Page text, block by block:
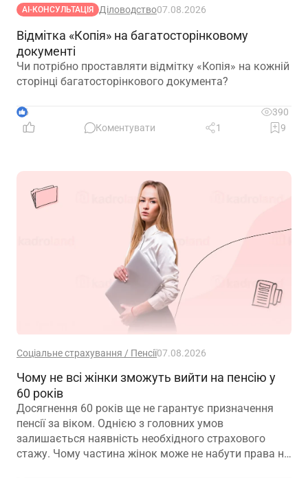
АІ-КОНСУЛЬТАЦІЯ Діловодство07.08.2026
Відмітка «Копія» на багатосторінковому
документі
Чи потрібно проставляти відмітку «Копія» на кожній
сторінці багатосторінкового документа?
6
390
Коментувати
1 9
Соціальне страхування / Пенсії07.08.2026
Чому не всі жінки зможуть вийти на пенсію у
60 років
Досягнення 60 років ще не гарантує призначення
пенсії за віком. Однією з головних умов
залишається наявність необхідного страхового
стажу. Чому частина жінок може не набути права на